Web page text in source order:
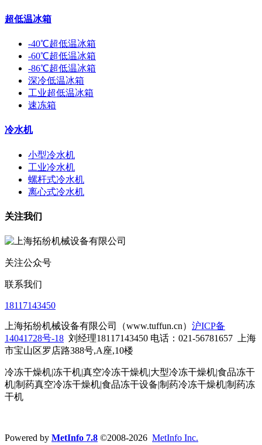
超低温冰箱
-40℃超低温冰箱
-60℃超低温冰箱
-86℃超低温冰箱
深冷低温冰箱
工业超低温冰箱
速冻箱
冷水机
小型冷水机
工业冷水机
螺杆式冷水机
离心式冷水机
关注我们
关注公众号
联系我们
18117143450
上海拓纷机械设备有限公司（www.tuffun.cn） 沪ICP备
14041728号-18 刘经理18117143450 电话：021-56781657
上海
市宝山区罗店路388号,A座,10楼
冷冻干燥机|冻干机|真空冷冻干燥机|大型冷冻干燥机|食品冻干
机|制药真空冷冻干燥机|食品冻干设备|制药冷冻干燥机|制药冻
干机
Powered by MetInfo 7.8 ©2008-2026 MetInfo Inc.